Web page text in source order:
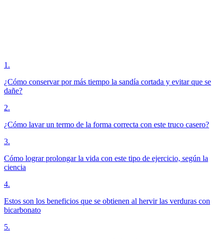
1 .
¿Cómo conservar por más tiempo la sandía cortada y evitar que se
dañe?
2.
¿Cómo lavar un termo de la forma correcta con este truco casero?
3.
Cómo lograr prolongar la vida con este tipo de ejercicio, según la
ciencia
4.
Estos son los beneficios que se obtienen al hervir las verduras con
bicarbonato
5.